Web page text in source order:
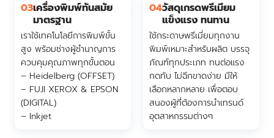
03เครื่องพิมพ์ทันสมัย
มาตรฐาน
เราใช้เทคโนโลยีการพิมพ์ขั้น
สูง พร้อมช่างผู้ชำนาญการ
ควบคุมคุณภาพทุกขั้นตอน
– Heidelberg (OFFSET)
– FUJI XEROX & EPSON
(DIGITAL)
– Inkjet
04วัสดุเกรดพรีเมียม
แข็งแรง ทนทาน
ใช้กระดาษพรีเมี่ยมทุกงาน
พิมพ์เหมาะสำหรับผลิต บรรจุ
ภัณฑ์ทุกประเภท ทนต่อแรง
กดทับ ไม่ฉีกขาดง่าย มีให้
เลือกหลากหลาย เพื่อตอบ
สนองผู้ที่ต้องการนำเทรนด์
อุตสาหกรรมต่างๆ